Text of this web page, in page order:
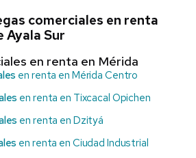
comerciales en renta
Ayala Sur
en renta en Mérida
en renta en Mérida Centro
en renta en Tixcacal Opichen
en renta en Dzityá
en renta en Ciudad Industrial